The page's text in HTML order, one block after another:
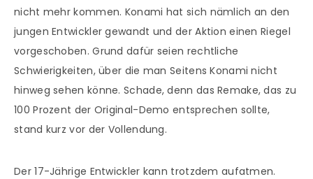
nicht mehr kommen. Konami hat sich nämlich an den
jungen Entwickler gewandt und der Aktion einen Riegel
vorgeschoben. Grund dafür seien rechtliche
Schwierigkeiten, über die man Seitens Konami nicht
hinweg sehen könne. Schade, denn das Remake, das zu
100 Prozent der Original-Demo entsprechen sollte,
stand kurz vor der Vollendung.
Der 17-Jährige Entwickler kann trotzdem aufatmen.